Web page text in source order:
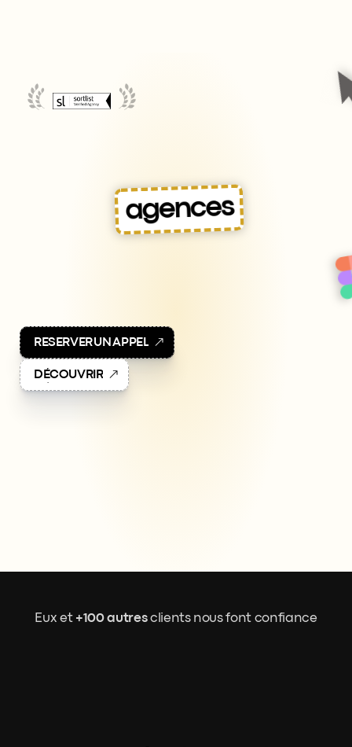
les
page
agences
un seul but : vendre.
RESERV ERU N APPEL
D ÉCOUV RI R
Eux et +100 autres clients nous font confiance